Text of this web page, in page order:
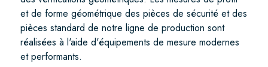
et de forme géométrique des pièces de sécurité et des
pièces standard de notre ligne de production sont
réalisées à l'aide d'équipements de mesure modernes
et performants.